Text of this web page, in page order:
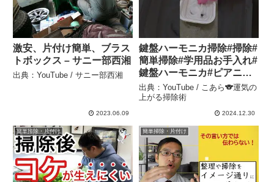
激安、片付け簡単、ブラス
トボックス – サニー部西湘
出典：YouTube / サニー部西湘
2023.06.09
鍵盤ハーモニカ掃除#掃除#
簡単掃除#学用品お手入れ#
鍵盤ハーモニカ#ピアニカ#
学用品掃除#家事ラク#ズボ
ラ#カビ掃除#運気の上がる
掃除術#風水#占い#スピリ
上がる掃除術
出典：YouTube / こあら🐨運気の
上がる掃除術
2024.12.30
簡単掃除・片付け 簡単掃除・片付け